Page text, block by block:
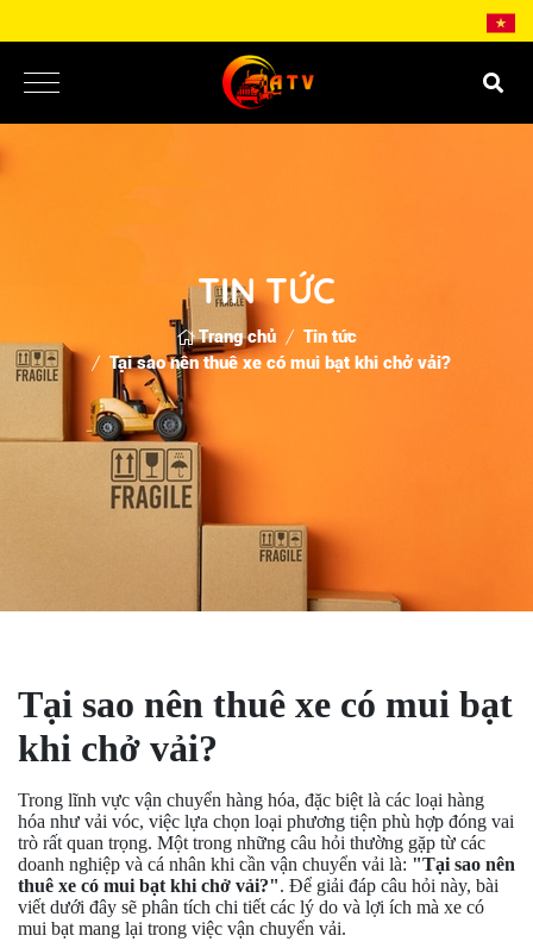
TIN TỨC
Trang chủ
Tin tức
Tại sao nên thuê xe có mui bạt khi chở vải?
Tại sao nên thuê xe có mui bạt
khi chở vải?
Trong lĩnh vực vận chuyển hàng hóa, đặc biệt là các loại hàng
hóa như vải vóc, việc lựa chọn loại phương tiện phù hợp đóng vai
trò rất quan trọng. Một trong những câu hỏi thường gặp từ các
doanh nghiệp và cá nhân khi cần vận chuyển vải là: "Tại sao nên
thuê xe có mui bạt khi chở vải?". Để giải đáp câu hỏi này, bài
viết dưới đây sẽ phân tích chi tiết các lý do và lợi ích mà xe có
mui bạt mang lại trong việc vận chuyển vải.